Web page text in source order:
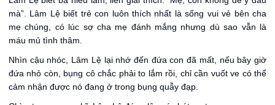
mà”. Lâm Lệ biết trẻ con luôn thích nhất là sống vui vẻ bên cha
mẹ chúng, có lúc sợ cha mẹ đánh mắng nhưng dù sao vẫn là
máu mủ tình thâm.
Nhìn cậu nhóc, Lâm Lệ lại nhớ đến đứa con đã mất, nếu bây giờ
đứa nhỏ còn, bụng cô chắc phải to lắm rồi, chỉ cần vuốt ve có thể
cảm nhận được nó đang ở trong bụng quẫy đạp.